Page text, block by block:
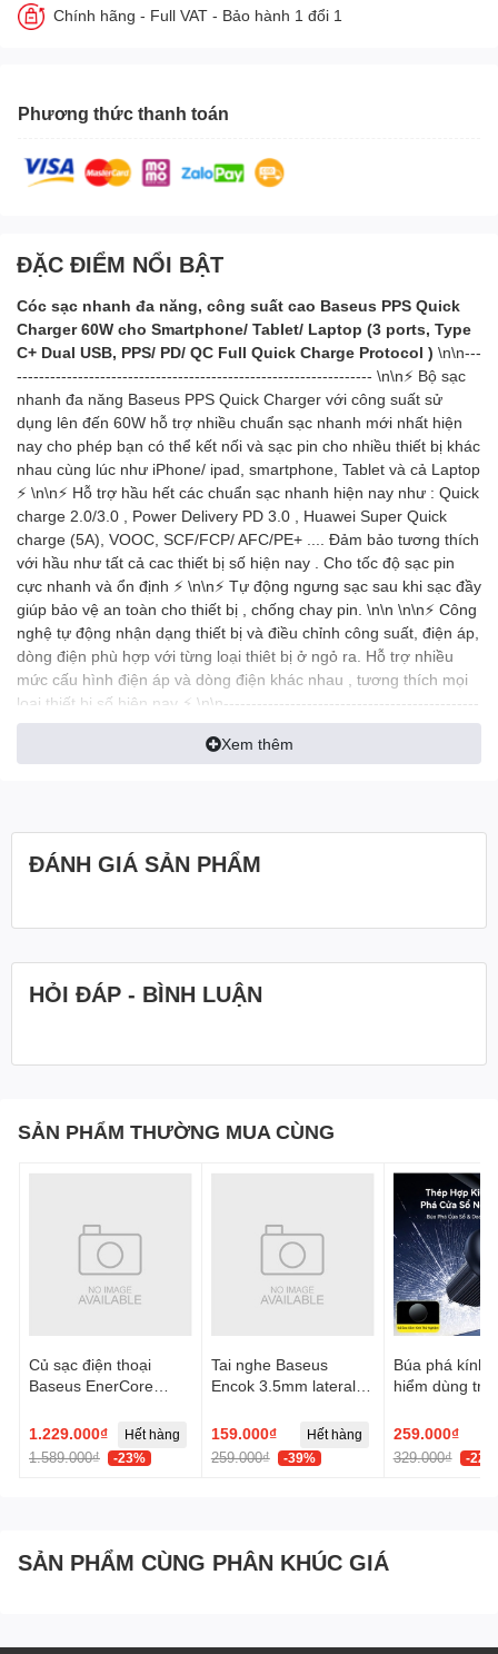
Chính hãng - Full VAT - Bảo hành 1 đổi 1
Phương thức thanh toán
ĐẶC ĐIỂM NỔI BẬT
Cóc sạc nhanh đa năng, công suất cao Baseus PPS Quick
Charger 60W cho Smartphone/ Tablet/ Laptop (3 ports, Type
C+ Dual USB, PPS/ PD/ QC Full Quick Charge Protocol ) \n\n---
---------------------------------------------------------------- \n\n⚡ Bộ sạc
nhanh đa năng Baseus PPS Quick Charger với công suất sử
dụng lên đến 60W hỗ trợ nhiều chuẩn sạc nhanh mới nhất hiện
nay cho phép bạn có thể kết nối và sạc pin cho nhiều thiết bị khác
nhau cùng lúc như iPhone/ ipad, smartphone, Tablet và cả Laptop
⚡ \n\n⚡ Hỗ trợ hầu hết các chuẩn sạc nhanh hiện nay như : Quick
charge 2.0/3.0 , Power Delivery PD 3.0 , Huawei Super Quick
charge (5A), VOOC, SCF/FCP/ AFC/PE+ .... Đảm bảo tương thích
với hầu như tất cả cac thiết bị số hiện nay . Cho tốc độ sạc pin
cực nhanh và ổn định ⚡ \n\n⚡ Tự động ngưng sạc sau khi sạc đầy
giúp bảo vệ an toàn cho thiết bị , chống chay pin. \n\n \n\n⚡ Công
nghệ tự động nhận dạng thiết bị và điều chỉnh công suất, điện áp,
dòng điện phù hợp với từng loại thiêt bị ở ngỏ ra. Hỗ trợ nhiều
mức cấu hình điện áp và dòng điện khác nhau , tương thích mọi
loại thiết bị số hiện nay ⚡ \n\n----------------------------------------------
--------------------- \n\n? Bảo hành 12 tháng - 1 đổi 1 trong 7 ngày
đầu ( Giữ nguyên hộp sạc, hóa đơn ) ? \n\n? Địa chỉ: 149/29/22
Xem thêm
ĐÁNH GIÁ SẢN PHẨM
HỎI ĐÁP - BÌNH LUẬN
SẢN PHẨM THƯỜNG MUA CÙNG
Củ sạc điện thoại
Baseus EnerCore
with Dual Retractable
Cables 3C 67W US -
Đen, Model:
1.229.000₫
1.589.000₫ -23%
Hết hàng
Tai nghe Baseus
Encok 3.5mm lateral
Trắng, Model:
NGCR020002
159.000₫
259.000₫ -39%
Hết hàng
Búa phá kính
hiểm dùng
Double
Safety
259.000₫
329.000₫ -22%
SẢN PHẨM CÙNG PHÂN KHÚC GIÁ